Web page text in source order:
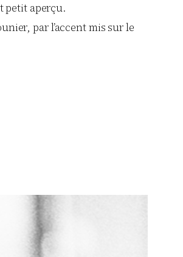
petit aperçu.
par l’accent mis sur le